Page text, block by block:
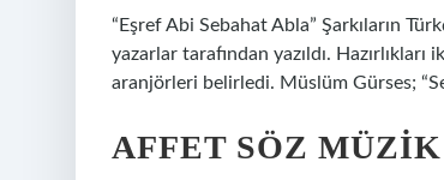
“Eşref Abi Sebahat Abla” Şarkıların
yazarlar tarafından yazıldı.
aranjörleri belirledi. Müslüm Gürses;
AFFET SÖZ